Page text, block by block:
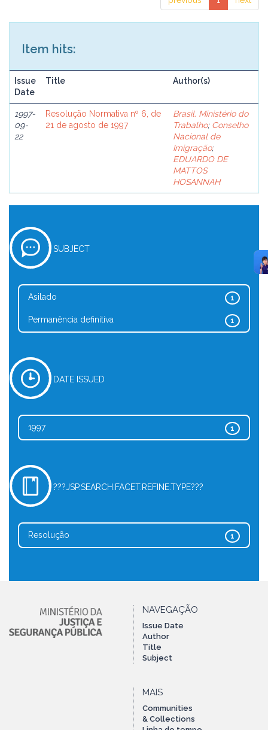
Item hits:
Issue
Date
Title Author(s)
1997-
09-
22
Resolução Normativa nº 6, de
21 de agosto de 1997
Brasil. Ministério do
Trabalho; Conselho
Nacional de
Imigração;
EDUARDO DE
MATTOS
HOSANNAH
SUBJECT
1
Asilado
1
Permanência definitiva
DATE ISSUED
1
1997
???JSP.SEARCH.FACET.REFINE.TYPE???
1
Resolução
NAVEGAÇÃO
Issue Date
Author
Title
Subject
MAIS
Communities
& Collections